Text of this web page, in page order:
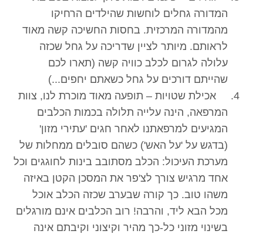
המדורה גחלים לוחשות שהילדים הרחיקו
מהמדורה המרכזית. בחסות החשיכה קשה מאוד
לראותם. מיותר לציין שדריכה על גחל שכזה
עלולה לגרום לכלב כוויה קשה (תארו לכם
שהייתם דורכים על גחל כשאתם יחפים...)
אכילת שטויות – תופעה מאוד מוכרת לנו, צוות
המרפאה, הינה עלייה תלולה בכמות הכלבים
המגיעים למרפאתנו לאחר חגים 'עתירי מזון'
(בדגש על 'על האש') כשהם סובלים ממחלות של
מערכת העיכול: הכלב מסתובב בינות לחוגגים וכל
אחד מרגיש צורך לצ'פר את המסכן הקטן באיזה
משהו טוב. כך קורה שבערב שכזה הכלב אוכל
מכל הבא ליד, והרבה! רוב הכלבים אינם מורגלים
בשינוי מזוני כל-כך מהיר וקיצוני וקיבתם אינה